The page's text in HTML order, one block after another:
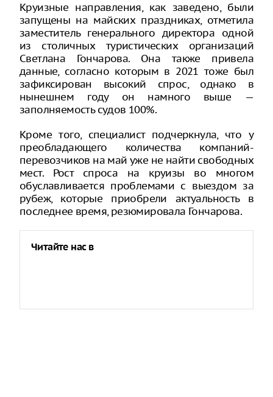
Круизные направления, как заведено, были
запущены на майских праздниках, отметила
заместитель генерального директора одной
из столичных туристических организаций
Светлана Гончарова. Она также привела
данные, согласно которым в 2021 тоже был
зафиксирован высокий спрос, однако в
нынешнем году он намного выше —
заполняемость судов 100%.
Кроме того, специалист подчеркнула, что у
преобладающего количества компаний-
перевозчиков на май уже не найти свободных
мест. Рост спроса на круизы во многом
обуславливается проблемами с выездом за
рубеж, которые приобрели актуальность в
последнее время, резюмировала Гончарова.
Читайте нас в